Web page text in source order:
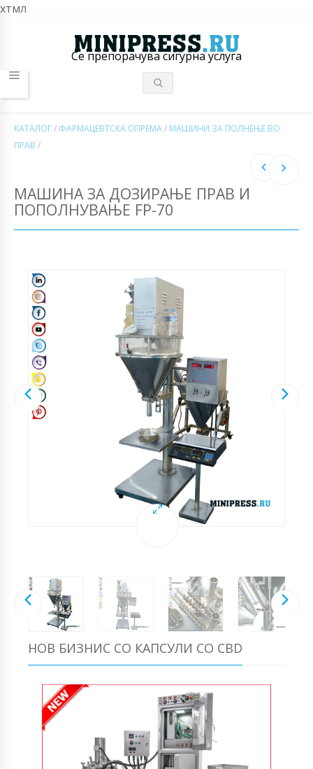
хтмл
Се препорачува сигурна услуга
КАТАЛОГ/ ФАРМАЦЕВТСКА ОПРЕМА/ МАШИНИ ЗА ПОЛНЕЊЕ ВО
ПРАВ /
МАШИНА ЗА ДОЗИРАЊЕ ПРАВ И
ПОПОЛНУВАЊЕ FP-70
НОВ БИЗНИС СО КАПСУЛИ СО CBD